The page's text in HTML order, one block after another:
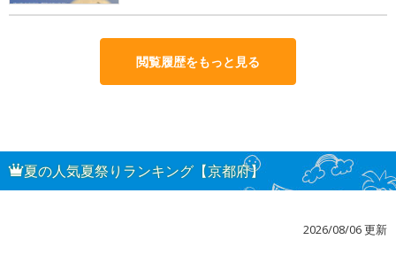
閲覧履歴をもっと見る
夏の人気夏祭りランキング【京都府】
2026/08/06 更新